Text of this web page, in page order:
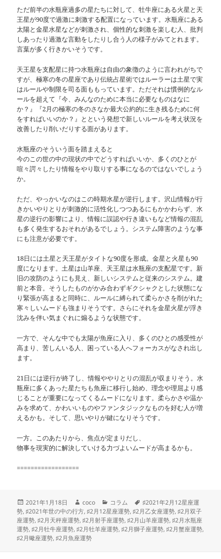
ただ前半の水瓶座過多の星たちに対して、牡牛座にある火星と天
王星が90度で過激に刺激する配置になっています。水瓶座にある
太陽と金星水星などが刺激され、個性的な刺激を楽しむ人、批判
しあったり過激な言動をしたりし合う人の様子がみてとれます。
言葉が多く行きかいそうです。
天王星を支配星に持つ水瓶座は自由の象徴のように言われがちで
すが、極寒の冬の星座であり伝統占星術ではルーラーは土星で実
はルールや制限を司る面ももっています。ただそれは慣例的なル
ールを超えて『今、みんなのために本当に必要なものはなに
か？』『2月の極寒の冬のさなか最大公約的に生き残るために何
をすればいいのか？』とという発想で新しいルールを考え状況を
改善したり削いだりする面があります。
水瓶座のそういう面を踏まえると
今のこの世の中の現状の中でどうすればいいか、多くのひとが
喧々諤々したり情報をやり取りする事になるのではないでしょう
か。
ただ、やっかいなのはこの時期水星が逆行します。沢山情報が行
きかいやりとりが刺激的に活性化しつつあるにもかかわらず、水
星の逆行の影響により、情報に誤認や行き違いもなど情報の混乱
も多く発生するおそれがあるでしょう。システム障害のような事
にも注意が必要です。
18日には土星と天王星がタイトな90度を形成。金星と火星も90
度になります。土星は山羊座、天王星は水瓶座の支配星です。新
旧の攻防のようにも見え、新しいシステムと従来のシステム。建
前と本音。そうしたものがかみ合わずギクシャクとした状態にな
り緊張が高まると同時に、ルールに縛られて柔らかさを削がれた
寒々しいムードも強まりそうです。さらにそれを金星火星が浮き
沈みを伴い気まぐれに煽るような状態です。
一方で、そんな中でも太陽が魚座に入り、多くのひとの感受性が
高まり、苦しんいる人、困っている人へフォーカスがなされ出し
ます。
21日には逆行が終了し、情報ややりとりの混乱が収まりそう。水
瓶座に多くあった星たちも魚座に移行し始め、理念や理屈より感
じることが重要になってくるムードになります。柔らかさや温か
みを求めて、かわいいものやファンタジックなものを好む人が増
えるかも。そして、思いやりが鍵になりそうです。
一方。このあたりから、焦点が定まりだし、
物事を現実的に解決していける力づよいムードが高まるかも。
==================
投
稿
日:
2021年1月18日
作
成
者
coco
カ
テ
ゴ
リ
コラム
タ
グ
♯2021年2月12星座運
勢,♯2021年世の中の行方,♯2月12星座運勢,♯2月乙女座運勢,♯2月双子
座運勢,♯2月天秤座運勢,♯2月射手座運勢,♯2月山羊座運勢,♯2月水瓶座
運勢,♯2月牡牛座運勢,♯2月牡羊座運勢,♯2月獅子座運勢,♯2月蟹座運勢,
♯2月蠍座運勢,♯2月魚座運勢